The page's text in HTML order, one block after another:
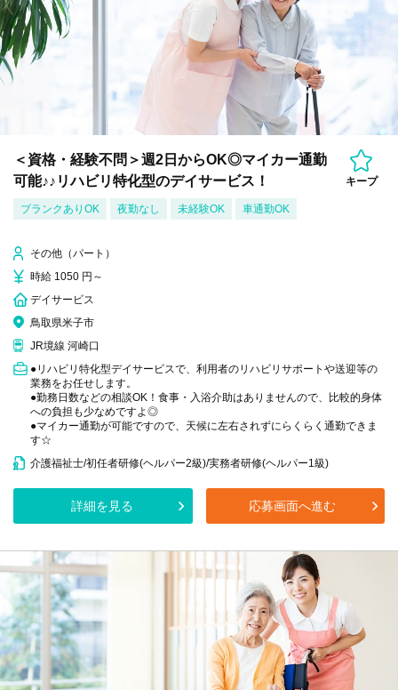
＜資格・経験不問＞週2日からOK◎マイカー通勤
可能♪♪リハビリ特化型のデイサービス！
キープ
ブランクありOK 夜勤なし 未経験OK 車通勤OK
その他（パート）
時給 1050 円～
デイサービス
鳥取県米子市
JR境線 河崎口
●リハビリ特化型デイサービスで、利用者のリハビリサポートや送迎等の
業務をお任せします。
●勤務日数などの相談OK！食事・入浴介助はありませんので、比較的身体
への負担も少なめですよ◎
●マイカー通勤が可能ですので、天候に左右されずにらくらく通勤できま
す☆
介護福祉士/初任者研修(ヘルパー2級)/実務者研修(ヘルパー1級)
詳細を見る 応募画面へ進む